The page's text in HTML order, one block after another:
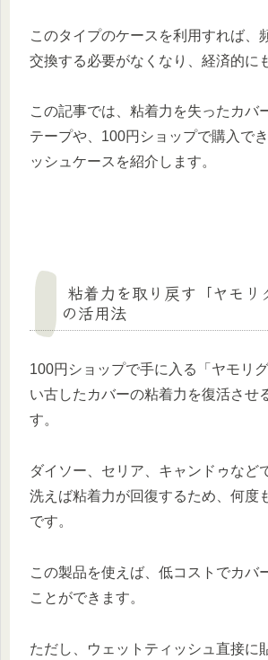
このタイプのケースを利用すれば、
交換する必要がなくなり、経済的に
この記事では、粘着力を失ったカバ
テープや、100円ショップで購入で
ッシュケースを紹介します。
粘着力を取り戻す「ヤモリ
の活用法
100円ショップで手に入る「ヤモリ
い古したカバーの粘着力を復活させ
す。
ダイソー、セリア、キャンドゥなど
洗えば粘着力が回復するため、何度
です。
この製品を使えば、低コストでカバ
ことができます。
ただし、ウェットティッシュ直接に